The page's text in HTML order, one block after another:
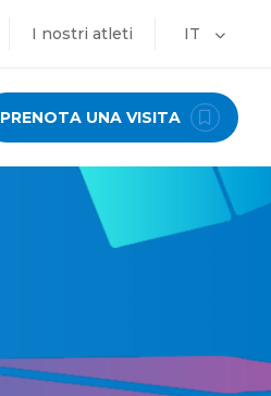
I nostri atleti IT
PRENOTA UNA VISITA